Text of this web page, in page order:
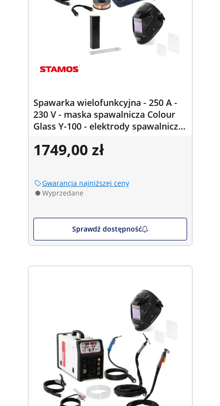
Spawarka wielofunkcyjna - 250 A -
230 V - maska spawalnicza Colour
Glass Y-100 - elektrody spawalnicze
- 5 kg
1749,00 zł
Gwarancja najniższej ceny
Wyprzedane
Sprawdź dostępność